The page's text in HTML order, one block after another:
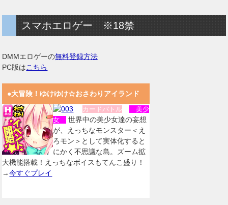
スマホエロゲー ※18禁
DMMエロゲーの無料登録方法
PC版はこちら
●大冒険！ゆけゆけ☆おさわりアイランド
カードバトル
美少
女
世界中の美少女達の妄想
が、えっちなモンスター＜え
ろモン＞として実体化すると
にかく不思議な島。ズーム拡
大機能搭載！えっちなボイスもてんこ盛り！
→今すぐプレイ